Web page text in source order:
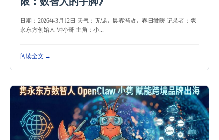
日期：2026年3月12日 天气：无锡，晨雾渐散，春日微暖 记录者：隽
永东方创始人 钟小哥 主角：小...
阅读全文 →